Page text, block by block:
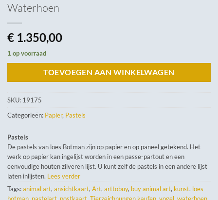
Waterhoen
€ 1.350,00
1 op voorraad
TOEVOEGEN AAN WINKELWAGEN
SKU: 19175
Categorieën: Papier, Pastels
Pastels
De pastels van loes Botman zijn op papier en op paneel getekend. Het
werk op papier kan ingelijst worden in een passe-partout en een
eenvoudige houten zilveren lijst. U kunt zelf de pastels in een andere lijst
laten inlijsten. Lees verder
Tags:animal art, ansichtkaart, Art, arttobuy, buy animal art, kunst, loes